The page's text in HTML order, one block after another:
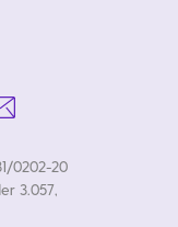
0202-20
3.057,